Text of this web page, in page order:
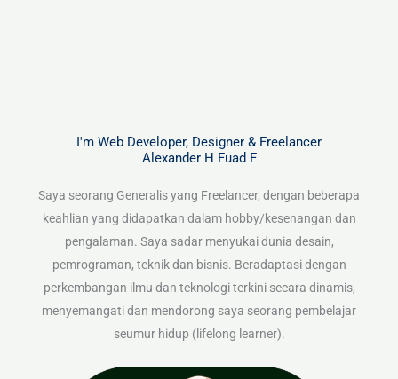
I'm Web Developer, Designer & Freelancer
Alexander H Fuad F
Saya seorang Generalis yang Freelancer, dengan beberapa
keahlian yang didapatkan dalam hobby/kesenangan dan
pengalaman. Saya sadar menyukai dunia desain,
pemrograman, teknik dan bisnis. Beradaptasi dengan
perkembangan ilmu dan teknologi terkini secara dinamis,
menyemangati dan mendorong saya seorang pembelajar
seumur hidup (lifelong learner).